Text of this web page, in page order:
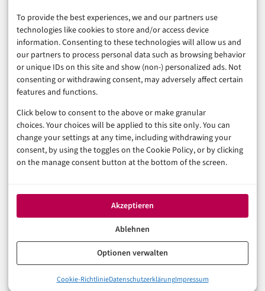
To provide the best experiences, we and our partners use
technologies like cookies to store and/or access device
information. Consenting to these technologies will allow us and
our partners to process personal data such as browsing behavior
or unique IDs on this site and show (non-) personalized ads. Not
consenting or withdrawing consent, may adversely affect certain
features and functions.
Click below to consent to the above or make granular
choices. Your choices will be applied to this site only. You can
change your settings at any time, including withdrawing your
consent, by using the toggles on the Cookie Policy, or by clicking
on the manage consent button at the bottom of the screen.
Akzeptieren
Ablehnen
Optionen verwalten
Cookie-RichtlinieDatenschutzerklärungImpressum
Business & Karriere
Sicherheit & Recht
Digitalisierung
Marketing
Magazin
Unsere Redaktion
Werbeformate & Media Kit
Rechtliches
Datenschutzerklärung (EU)
Cookie-Richtlinie (EU)
Made with AI and care in Eberswalde.